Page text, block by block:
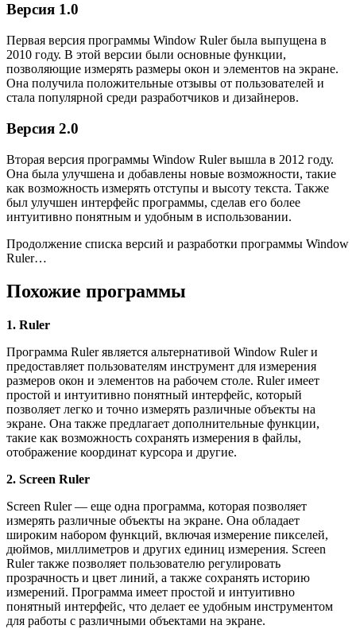
Версия 1.0
Первая версия программы Window Ruler была выпущена в
2010 году. В этой версии были основные функции,
позволяющие измерять размеры окон и элементов на экране.
Она получила положительные отзывы от пользователей и
стала популярной среди разработчиков и дизайнеров.
Версия 2.0
Вторая версия программы Window Ruler вышла в 2012 году.
Она была улучшена и добавлены новые возможности, такие
как возможность измерять отступы и высоту текста. Также
был улучшен интерфейс программы, сделав его более
интуитивно понятным и удобным в использовании.
Продолжение списка версий и разработки программы Window
Ruler…
Похожие программы
1. Ruler
Программа Ruler является альтернативой Window Ruler и
предоставляет пользователям инструмент для измерения
размеров окон и элементов на рабочем столе. Ruler имеет
простой и интуитивно понятный интерфейс, который
позволяет легко и точно измерять различные объекты на
экране. Она также предлагает дополнительные функции,
такие как возможность сохранять измерения в файлы,
отображение координат курсора и другие.
2. Screen Ruler
Screen Ruler — еще одна программа, которая позволяет
измерять различные объекты на экране. Она обладает
широким набором функций, включая измерение пикселей,
дюймов, миллиметров и других единиц измерения. Screen
Ruler также позволяет пользователю регулировать
прозрачность и цвет линий, а также сохранять историю
измерений. Программа имеет простой и интуитивно
понятный интерфейс, что делает ее удобным инструментом
для работы с различными объектами на экране.